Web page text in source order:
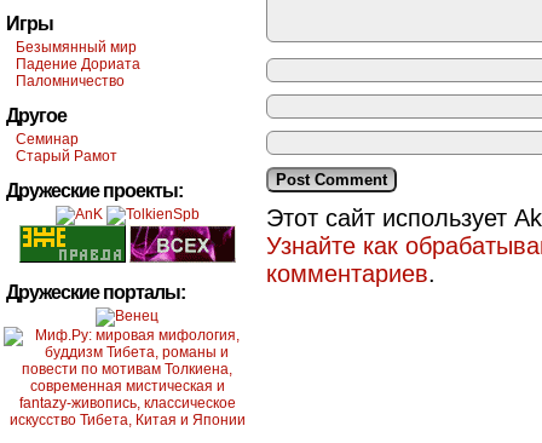
Игры
Безымянный мир
Падение Дориата
Паломничество
Другое
Семинар
Старый Рамот
Дружеские проекты:
Дружеские порталы:
Этот сайт использует
Узнайте как
комментариев.